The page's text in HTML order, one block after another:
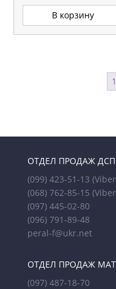
В корзину
1
ОТДЕЛ ПРОДАЖ
(099) 423-51-13
(068) 762-85-15
(097) 445-02-80
(096) 791-89-48
peral-f@ukr.net
ОТДЕЛ ПРОДАЖ
(097) 487-18-70